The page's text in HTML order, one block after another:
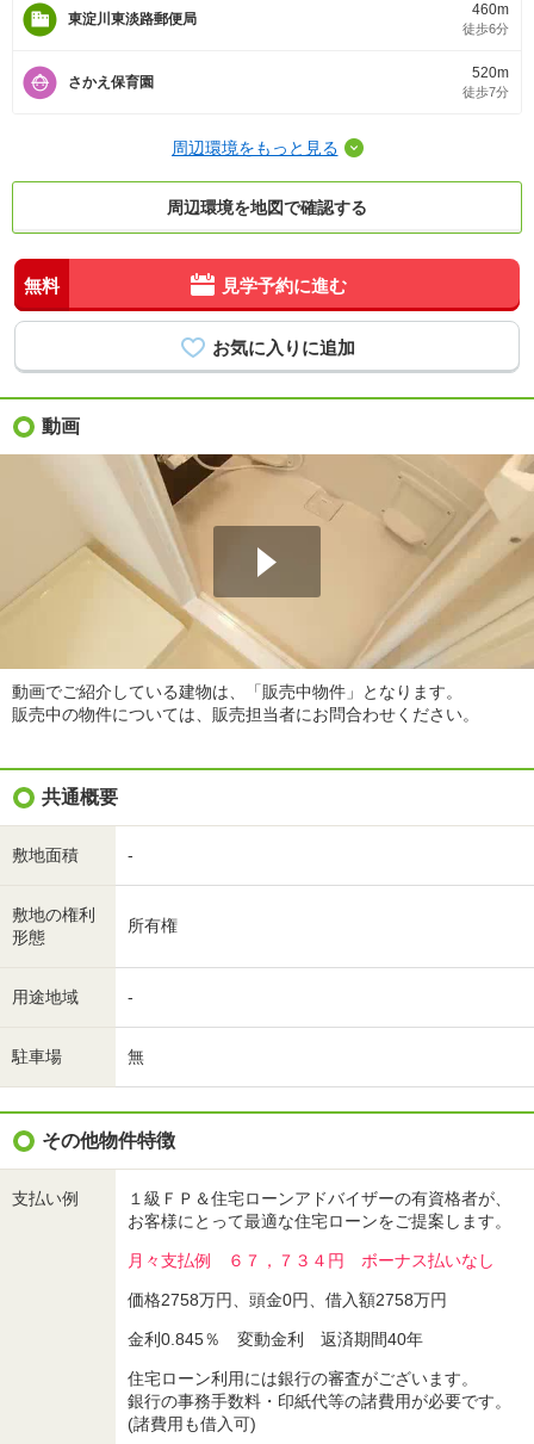
東淀川東淡路郵便局
460m
徒歩6分
さかえ保育園
520m
徒歩7分
周辺環境をもっと見る
周辺環境を地図で確認する
無料 見学予約に進む
動画
動画でご紹介している建物は、「販売中物件」となります。
販売中の物件については、販売担当者にお問合わせください。
共通概要
敷地面積 -
敷地の権利
形態
所有権
用途地域 -
駐車場 無
その他物件特徴
支払い例
１級ＦＰ＆住宅ローンアドバイザーの有資格者が、
お客様にとって最適な住宅ローンをご提案します。
月々支払例 ６７，７３４円 ボーナス払いなし
価格2758万円、頭金0円、借入額2758万円
金利0.845％ 変動金利 返済期間40年
住宅ローン利用には銀行の審査がございます。
銀行の事務手数料・印紙代等の諸費用が必要です。
(諸費用も借入可)